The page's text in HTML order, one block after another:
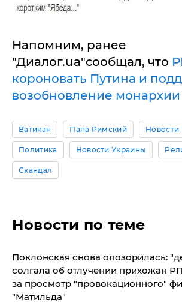
Напомним, ранее
"Диалог.ua"сообщал, что
короновать Путина и
возобновление монархии
Ватикан Папа Римский Новости
Политика Новости Украины
Скандал
Новости по теме
​Поклонская снова опозорилась:
солгала об отлучении прихожан
за просмотр "провокационного"
"Матильда"